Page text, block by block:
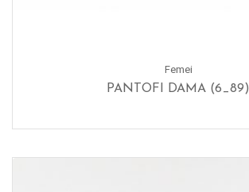
Femei
PANTOFI DAMA (6_89)